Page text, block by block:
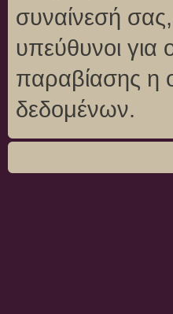
συναίνεσή
υπεύθυνοι για
παραβίασης η
δεδομένων.